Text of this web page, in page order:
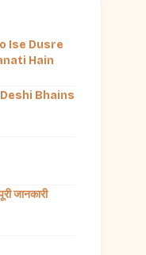
Ise Dusre
Hain
Bhains
जानकारी